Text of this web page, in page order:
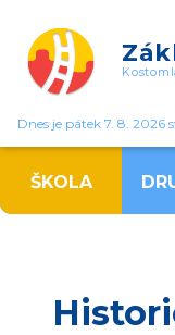
Dnes je pátek 7. 8. 2026
ŠKOLA